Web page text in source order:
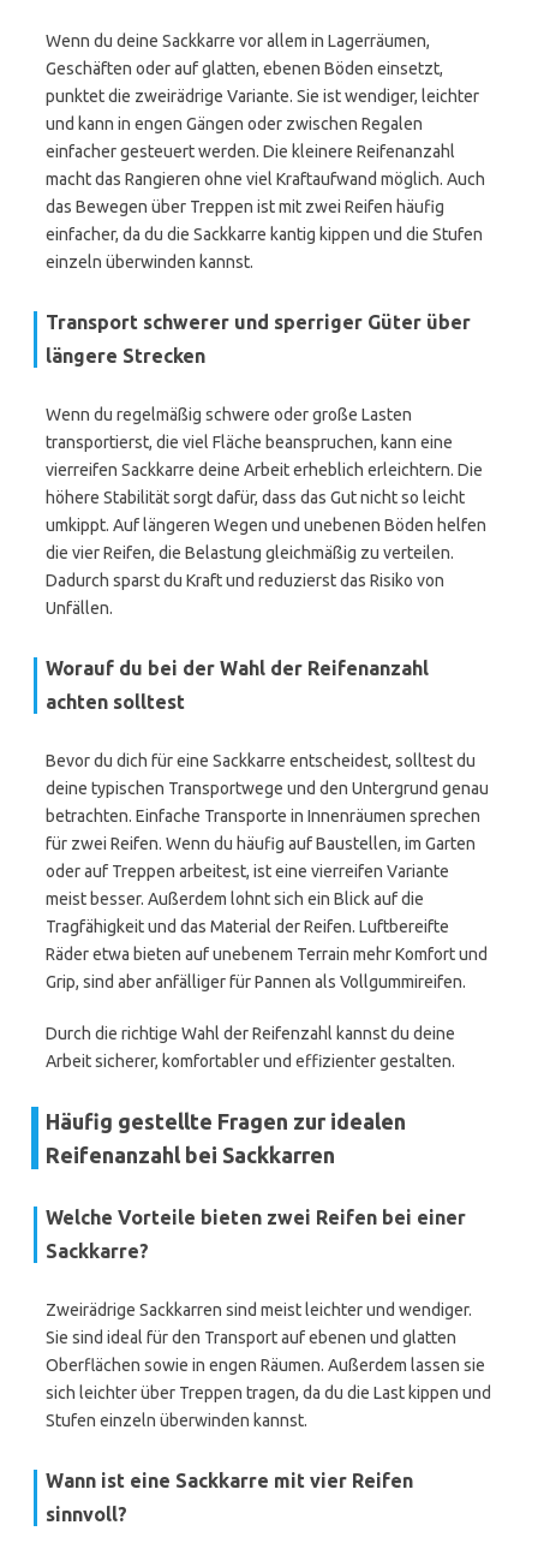
Wenn du deine Sackkarre vor allem in Lagerräumen,
Geschäften oder auf glatten, ebenen Böden einsetzt,
punktet die zweirädrige Variante. Sie ist wendiger, leichter
und kann in engen Gängen oder zwischen Regalen
einfacher gesteuert werden. Die kleinere Reifenanzahl
macht das Rangieren ohne viel Kraftaufwand möglich. Auch
das Bewegen über Treppen ist mit zwei Reifen häufig
einfacher, da du die Sackkarre kantig kippen und die Stufen
einzeln überwinden kannst.
Transport schwerer und sperriger Güter über
längere Strecken
Wenn du regelmäßig schwere oder große Lasten
transportierst, die viel Fläche beanspruchen, kann eine
vierreifen Sackkarre deine Arbeit erheblich erleichtern. Die
höhere Stabilität sorgt dafür, dass das Gut nicht so leicht
umkippt. Auf längeren Wegen und unebenen Böden helfen
die vier Reifen, die Belastung gleichmäßig zu verteilen.
Dadurch sparst du Kraft und reduzierst das Risiko von
Unfällen.
Worauf du bei der Wahl der Reifenanzahl
achten solltest
Bevor du dich für eine Sackkarre entscheidest, solltest du
deine typischen Transportwege und den Untergrund genau
betrachten. Einfache Transporte in Innenräumen sprechen
für zwei Reifen. Wenn du häufig auf Baustellen, im Garten
oder auf Treppen arbeitest, ist eine vierreifen Variante
meist besser. Außerdem lohnt sich ein Blick auf die
Tragfähigkeit und das Material der Reifen. Luftbereifte
Räder etwa bieten auf unebenem Terrain mehr Komfort und
Grip, sind aber anfälliger für Pannen als Vollgummireifen.
Durch die richtige Wahl der Reifenzahl kannst du deine
Arbeit sicherer, komfortabler und effizienter gestalten.
Häufig gestellte Fragen zur idealen
Reifenanzahl bei Sackkarren
Welche Vorteile bieten zwei Reifen bei einer
Sackkarre?
Zweirädrige Sackkarren sind meist leichter und wendiger.
Sie sind ideal für den Transport auf ebenen und glatten
Oberflächen sowie in engen Räumen. Außerdem lassen sie
sich leichter über Treppen tragen, da du die Last kippen und
Stufen einzeln überwinden kannst.
Wann ist eine Sackkarre mit vier Reifen
sinnvoll?